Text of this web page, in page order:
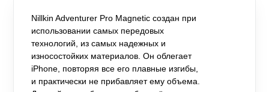
Nillkin Adventurer Pro Magnetic создан при
использовании самых передовых
технологий, из самых надежных и
износостойких материалов. Он облегает
iPhone, повторяя все его плавные изгибы,
и практически не прибавляет ему объема.